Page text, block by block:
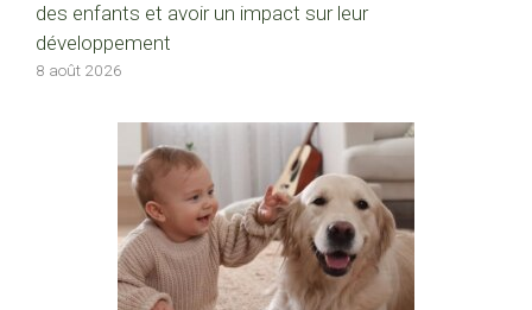
des enfants et avoir un impact sur leur
développement
8 août 2026